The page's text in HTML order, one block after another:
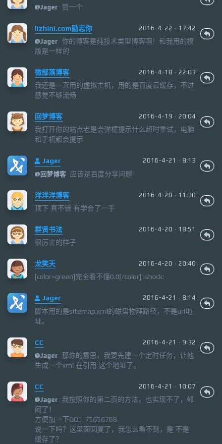
@Jager 赞一个
lizhini.com励志你
2016-4-22 · 17:42
@Jager 你的博客是纯技术类型博客啊！和我用的模
版是一样的
微部落博客 2016-4-18 · 22:03
我还是一直用的虚拟主机，用的是百度云缓存，不过
感觉不够流畅
回梦博客 2016-4-19 · 20:04
我打开你的站点老是会弹框提示什么超时重试，电脑
和手机都会提示
Jager
2016-4-21 · 8:13
@回梦博客 应该是百度分享问题
洋洋洋博客 2016-4-20 · 11:30
顶下 真不错 有学会了一手
群贤书法 2016-4-20 · 18:51
很厉害的样子
龙笑天 2016-4-20 · 20:40
[color=green]完全看不懂0.0[/color] :shock:
Jager 2016-4-21 · 8:14
脚本用的是sitemap.xml的磁盘物理路径，不是url地
址。
CC
2016-4-21 · 9:32
@Jager
那你的意思，我要先建一个定时任务，让他
生成一个xml 在引用 这个地址了。
CC
2016-4-21 · 10:07
@Jager
我按照你的第二页的方法，也实现不了，郁
闷了！
方便加一下QQ：75656768
说一下吗？这里面回复了，我怎么看不到，是 不是
缓存了？